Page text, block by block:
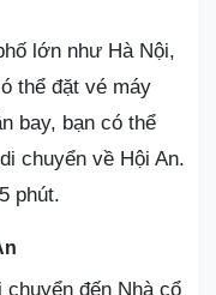
lớn như Hà Nội,
thể đặt vé máy
bay, bạn có thể
chuyển về Hội An.
phút.
chuyển đến Nhà cổ